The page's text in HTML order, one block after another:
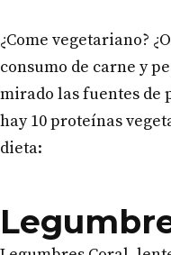
¿Come vegetariano?
consumo de carne y
mirado las fuentes de
hay 10 proteínas
dieta: